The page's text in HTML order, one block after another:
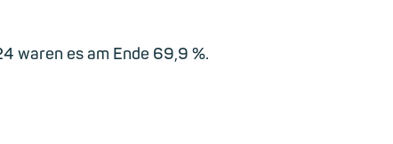
waren es am Ende 69,9 %.